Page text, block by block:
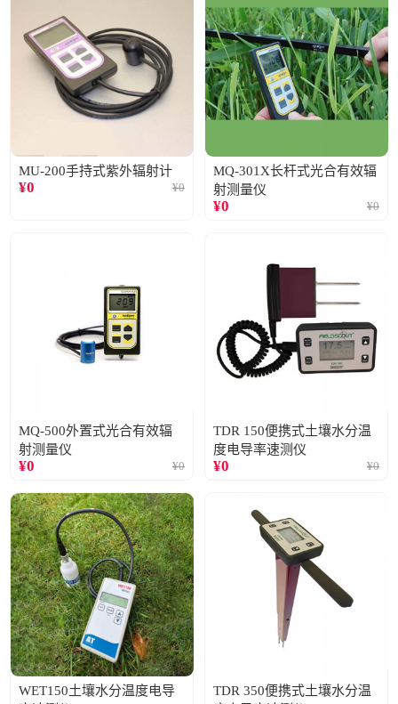
MU-200手持式紫外辐射计
¥0 ¥0
MQ-301X长杆式光合有效辐
射测量仪
¥0 ¥0
MQ-500外置式光合有效辐
射测量仪
¥0 ¥0
TDR 150便携式土壤水分温
度电导率速测仪
¥0 ¥0
WET150土壤水分温度电导
TDR 350便携式土壤水分温